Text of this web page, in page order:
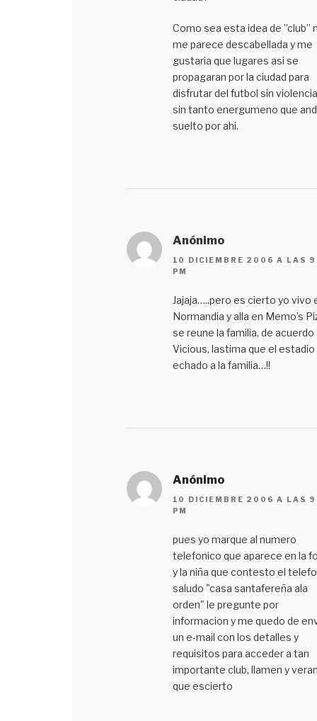
Como sea esta idea de ’’club’’
me parece descabellada y me
gustaria que lugares asi se
propagaran por la ciudad para
disfrutar del futbol sin
sin tanto energumeno que
suelto por ahi.
Anónimo
10 DICIEMBRE 2006 A LAS
PM
Jajaja…..pero es cierto yo vivo
Normandia y alla en Memo’s
se reune la familia, de acuerdo
Vicious, lastima que el estadio
echado a la familia…!!
Anónimo
10 DICIEMBRE 2006 A LAS
PM
pues yo marque al numero
telefonico que aparece en la
y la niña que contesto el
saludo "casa santafereña ala
orden" le pregunte por
informacion y me quedo de
un e-mail con los detalles y
requisitos para acceder a tan
importante club, llamen y
que escierto